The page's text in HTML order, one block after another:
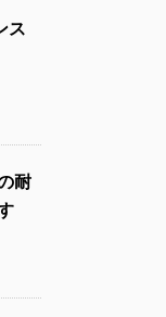
ス
耐